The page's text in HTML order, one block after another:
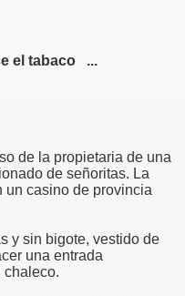
el tabaco ...
de la propietaria de una
de señoritas. La
un casino de provincia
y sin bigote, vestido de
una entrada
chaleco.